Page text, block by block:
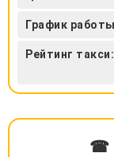
График
Рейтинг такси:
☎